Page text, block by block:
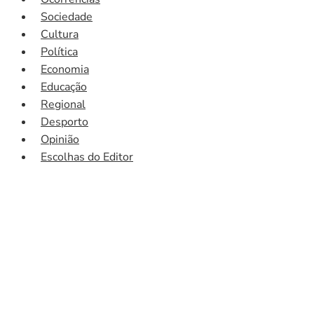
Sociedade
Cultura
Política
Economia
Educação
Regional
Desporto
Opinião
Escolhas do Editor